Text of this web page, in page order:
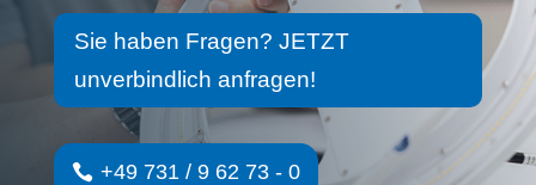
Sie haben Fragen? JETZT
unverbindlich anfragen!
+49 731 / 9 62 73 - 0